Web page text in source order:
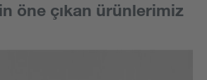
öne çıkan ürünlerimiz